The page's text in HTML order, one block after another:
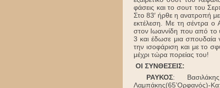
φάσεις και το σουτ του
Στο 83′ ήρθε η ανατροπή
εκτέλεση. Με τη σέντρα ο
στον Ιωαννίδη που από το
3 και έδωσε μια σπουδαία
την ισοφάριση και με το
μέχρι τώρα πορείας του!
ΟΙ ΣΥΝΘΕΣΕΙΣ:
ΡΑΥΚΟΣ:
Λαμπάκης(65’Ορφανός)-